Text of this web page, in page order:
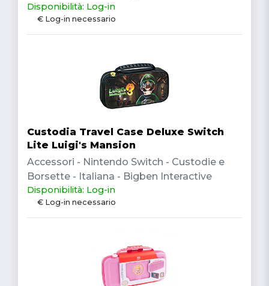
Disponibilità: Log-in
€ Log-in necessario
Custodia Travel Case Deluxe Switch
Lite Luigi's Mansion
Accessori - Nintendo Switch - Custodie e
Borsette - Italiana - Bigben Interactive
Disponibilità: Log-in
€ Log-in necessario